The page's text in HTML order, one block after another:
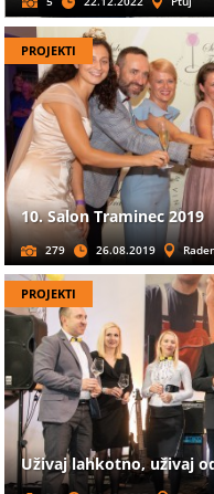
PROJEKTI
10. Salon Traminec 2019
279 26.08.2019
PROJEKTI
Uživaj lahkotno, uživaj